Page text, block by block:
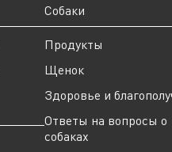
Собаки
Продукты
Щенок
Здоровье и
Ответы на вопросы о
собаках